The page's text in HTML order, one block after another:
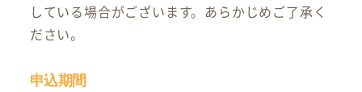
している場合がございます。あらかじめご了承く
ださい。
申込期間